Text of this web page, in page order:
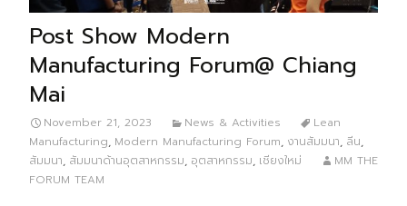
Post Show Modern
Manufacturing Forum@ Chiang
Mai
November 21, 2023 News & Activities
Lean
Manufacturing, Modern Manufacturing Forum, งานสัมมนา, ลีน,
สัมมนา, สัมมนาด้านอุตสาหกรรม, อุตสาหกรรม, เชียงใหม่
MM THE
FORUM TEAM